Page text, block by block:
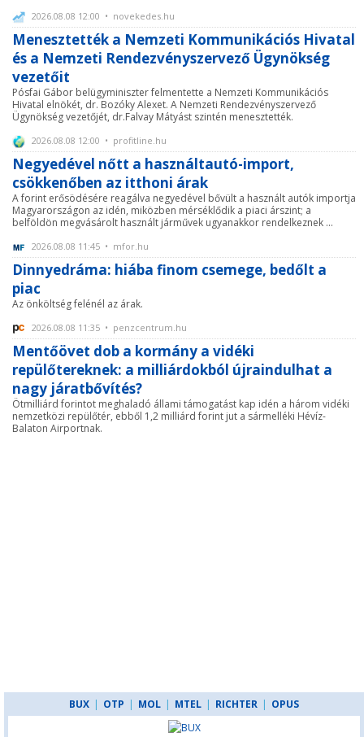
2026.08.08 12:00 • novekedes.hu
Menesztették a Nemzeti Kommunikációs Hivatal
és a Nemzeti Rendezvényszervező Ügynökség
vezetőit
Pósfai Gábor belügyminiszter felmentette a Nemzeti Kommunikációs
Hivatal elnökét, dr. Bozóky Alexet. A Nemzeti Rendezvényszervező
Ügynökség vezetőjét, dr.Falvay Mátyást szintén menesztették.
2026.08.08 12:00 • profitline.hu
Negyedével nőtt a használtautó-import,
csökkenőben az itthoni árak
A forint erősödésére reagálva negyedével bővült a használt autók importja
Magyarországon az idén, miközben mérséklődik a piaci árszint; a
belföldön megvásárolt használt járművek ugyanakkor rendelkeznek ...
2026.08.08 11:45 • mfor.hu
Dinnyedráma: hiába finom csemege, bedőlt a
piac
Az önköltség felénél az árak.
2026.08.08 11:35 • penzcentrum.hu
Mentőövet dob a kormány a vidéki
repülőtereknek: a milliárdokból újraindulhat a
nagy járatbővítés?
Ötmilliárd forintot meghaladó állami támogatást kap idén a három vidéki
nemzetközi repülőtér, ebből 1,2 milliárd forint jut a sármelléki Hévíz-
Balaton Airportnak.
BUX | OTP | MOL | MTEL | RICHTER | OPUS